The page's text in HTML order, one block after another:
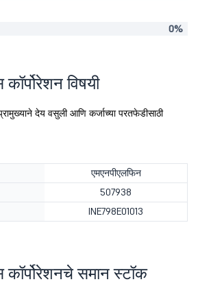
0%
विषयी
देय वसुली आणि कर्जाच्या परतफेडीसाठी
एमएनपीएलफिन
507938
INE798E01013
कॉर्पोरेशनचे समान स्टॉक